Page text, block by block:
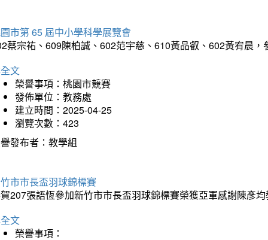
市第 65 屆中小學科學展覽會
蔡宗祐、609陳柏誠、602范宇慈、610黃品叡、602黃宥晨
文
榮譽事項：桃園市競賽
發佈單位：教務處
建立時間：2025-04-25
瀏覽次數：423
發布者：教學組
市市長盃羽球錦標賽
207張語恆參加新竹市市長盃羽球錦標賽榮獲亞軍感謝陳彥
文
榮譽事項：